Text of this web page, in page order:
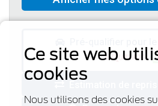
Ce site web
cookies
Nous utilisons des cookies